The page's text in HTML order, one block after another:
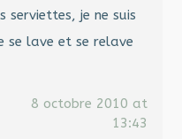
serviettes, je ne suis
se lave et se relave
8 octobre 2010 at
13:43